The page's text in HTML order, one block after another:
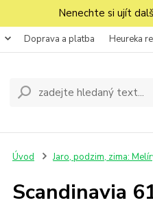
Nenechte si ujít
Doprava a platba Heureka
Úvod Jaro, podzim, zima:
Scandinavia